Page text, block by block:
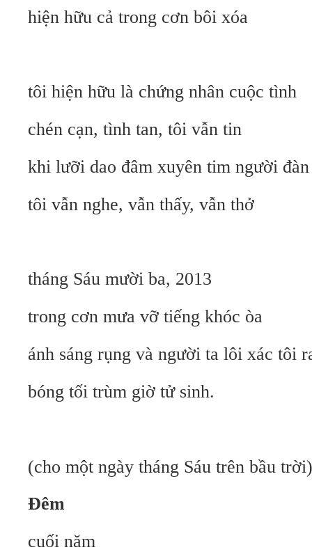
hiện hữu cả trong cơn bôi xóa
tôi hiện hữu là chứng nhân cuộc tình
chén cạn, tình tan, tôi vẫn tin
khi lưỡi dao đâm xuyên tim người đàn
tôi vẫn nghe, vẫn thấy, vẫn thở
tháng Sáu mười ba, 2013
trong cơn mưa vỡ tiếng khóc òa
ánh sáng rụng và người ta lôi xác tôi
bóng tối trùm giờ tử sinh.
(cho một ngày tháng Sáu trên bầu trời)
Đêm
cuối năm